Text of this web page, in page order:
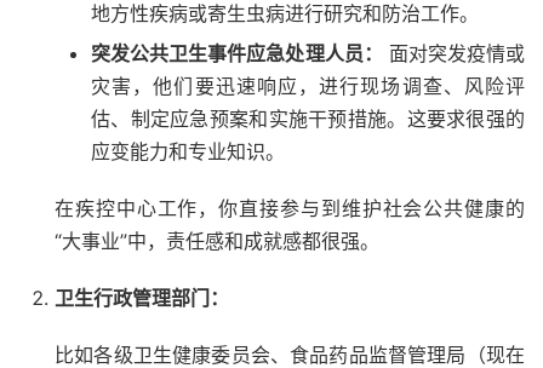
地方性疾病或寄生虫病进行研究和防治工作。
突发公共卫生事件应急处理人员：
面对突发疫情或
灾害，他们要迅速响应，进行现场调查、风险评
估、制定应急预案和实施干预措施。这要求很强的
应变能力和专业知识。
在疾控中心工作，你直接参与到维护社会公共健康的
“大事业”中，责任感和成就感都很强。
卫生行政管理部门：
比如各级卫生健康委员会、食品药品监督管理局（现在